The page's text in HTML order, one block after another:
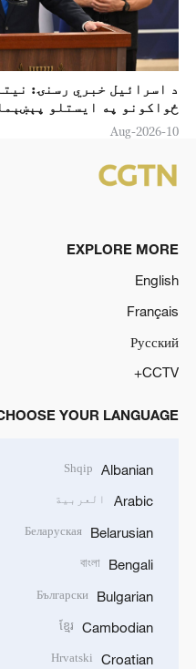
د اسرائيل خبري رسنۍ:
ځواکونو په ايستلو
10-Aug-2026
EXPLORE MORE
English
Français
Русский
CCTV+
YOUR LANGUAGE
Albanian
Shqip
Arabic العربية
Belarusian
Беларуская
Bengali
বাংলা
Bulgarian
Български
Cambodian
ខ្មែរ
Croatian
Hrvatski